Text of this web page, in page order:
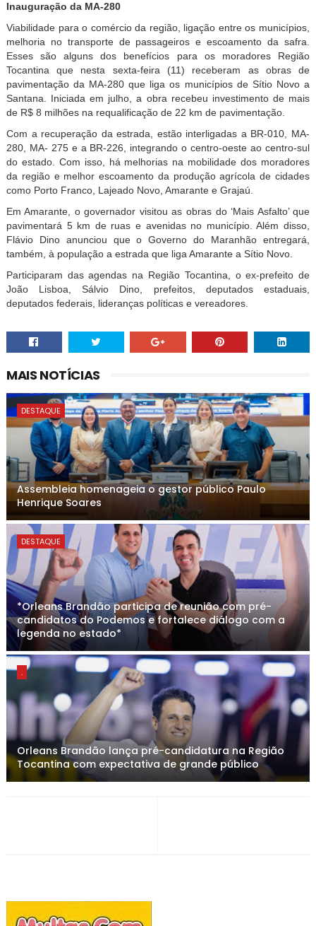
Inauguração da MA-280
Viabilidade para o comércio da região, ligação entre os municípios,
melhoria no transporte de passageiros e escoamento da safra.
Esses são alguns dos benefícios para os moradores Região
Tocantina que nesta sexta-feira (11) receberam as obras de
pavimentação da MA-280 que liga os municípios de Sítio Novo a
Santana. Iniciada em julho, a obra recebeu investimento de mais
de R$ 8 milhões na requalificação de 22 km de pavimentação.
Com a recuperação da estrada, estão interligadas a BR-010, MA-
280, MA- 275 e a BR-226, integrando o centro-oeste ao centro-sul
do estado. Com isso, há melhorias na mobilidade dos moradores
da região e melhor escoamento da produção agrícola de cidades
como Porto Franco, Lajeado Novo, Amarante e Grajaú.
Em Amarante, o governador visitou as obras do ‘Mais Asfalto’ que
pavimentará 5 km de ruas e avenidas no município. Além disso,
Flávio Dino anunciou que o Governo do Maranhão entregará,
também, à população a estrada que liga Amarante a Sítio Novo.
Participaram das agendas na Região Tocantina, o ex-prefeito de
João Lisboa, Sálvio Dino, prefeitos, deputados estaduais,
deputados federais, lideranças políticas e vereadores.
MAIS NOTÍCIAS
DESTAQUE
Assembleia homenageia o gestor público Paulo
Henrique Soares
DESTAQUE
*Orleans Brandão participa de reunião com pré-
candidatos do Podemos e fortalece diálogo com a
legenda no estado*
.
Orleans Brandão lança pré-candidatura na Região
Tocantina com expectativa de grande público